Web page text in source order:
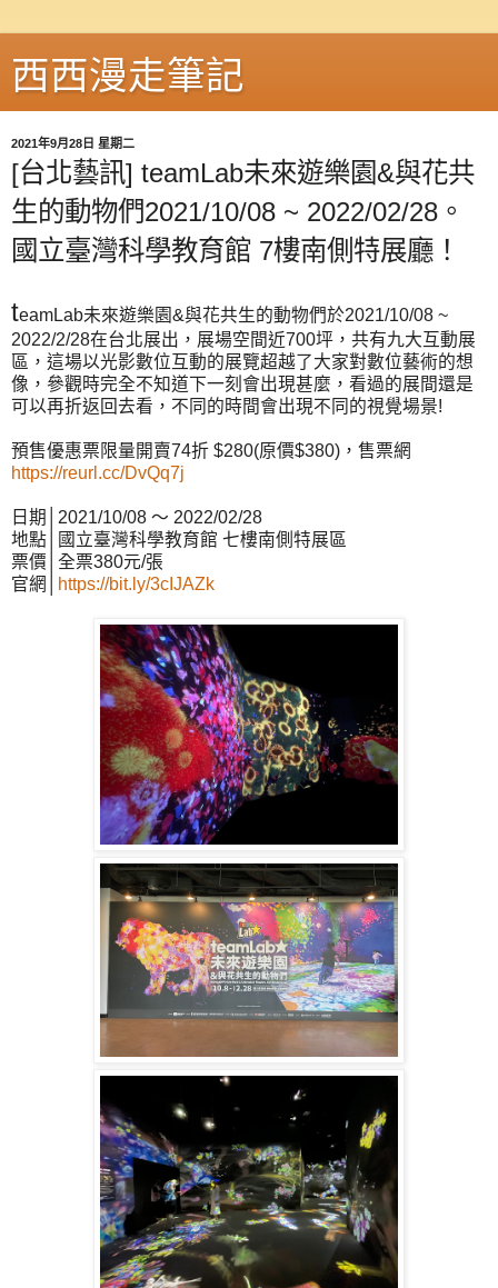
西西漫走筆記
2021年9月28日 星期二
[台北藝訊] teamLab未來遊樂園&與花共
生的動物們2021/10/08 ~ 2022/02/28。
國立臺灣科學教育館 7樓南側特展廳！
teamLab未來遊樂園&與花共生的動物們於2021/10/08 ~
2022/2/28在台北展出， 展場空間近700坪， 共有九大互動展
區， 這場以光影數位互動的展覽超越了大家對數位藝術的想
像，參觀時完全不知道下一刻會出現甚麼，看過的展間還是
可以再折返回去看，不同的時間會出現不同的視覺場景!
預售優惠票限量開賣74折 $280(原價$380)
https://reurl.cc/DvQq7j
日期│2021/10/08 ～ 2022/02/28
地點│國立臺灣科學教育館 七樓南側特展區
票價│全票380元/張
官網│
https://bit.ly/3cIJAZk